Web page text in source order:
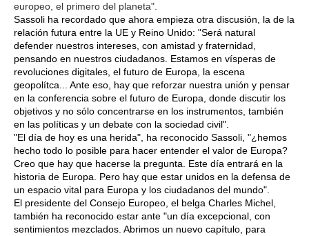
europeo, el primero del planeta".
Sassoli ha recordado que ahora empieza otra discusión, la de la
relación futura entre la UE y Reino Unido: "Será natural
defender nuestros intereses, con amistad y fraternidad,
pensando en nuestros ciudadanos. Estamos en vísperas de
revoluciones digitales, el futuro de Europa, la escena
geopolítca... Ante eso, hay que reforzar nuestra unión y pensar
en la conferencia sobre el futuro de Europa, donde discutir los
objetivos y no sólo concentrarse en los instrumentos, también
en las políticas y un debate con la sociedad civil".
"El día de hoy es una herida", ha reconocido Sassoli, "¿hemos
hecho todo lo posible para hacer entender el valor de Europa?
Creo que hay que hacerse la pregunta. Este día entrará en la
historia de Europa. Pero hay que estar unidos en la defensa de
un espacio vital para Europa y los ciudadanos del mundo".
El presidente del Consejo Europeo, el belga Charles Michel,
también ha reconocido estar ante "un día excepcional, con
sentimientos mezclados. Abrimos un nuevo capítulo, para